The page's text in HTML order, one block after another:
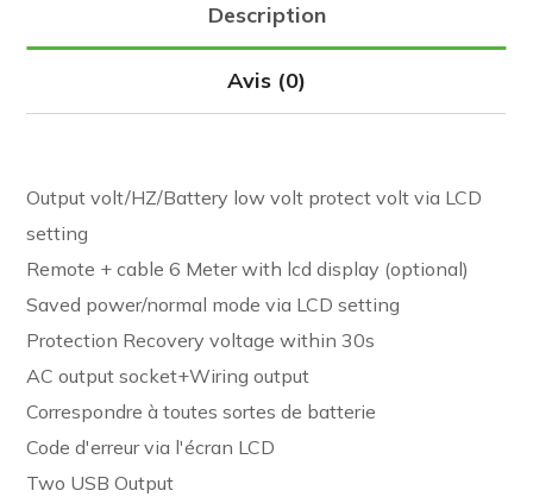
Description
Avis (0)
Output volt/HZ/Battery low volt protect volt via LCD
setting
Remote + cable 6 Meter with lcd display (optional)
Saved power/normal mode via LCD setting
Protection Recovery voltage within 30s
AC output socket+Wiring output
Correspondre à toutes sortes de batterie
Code d'erreur via l'écran LCD
Two USB Output